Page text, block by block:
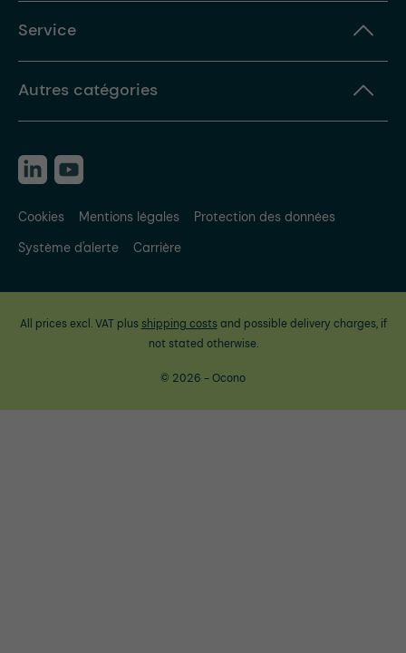
Service
Autres catégories
Cookies Mentions légales
Protection des données
Système d'alerte
Carrière
All prices excl. VAT plus shipping costsand possible delivery charges, if
not stated otherwise.
© 2026 - Ocono